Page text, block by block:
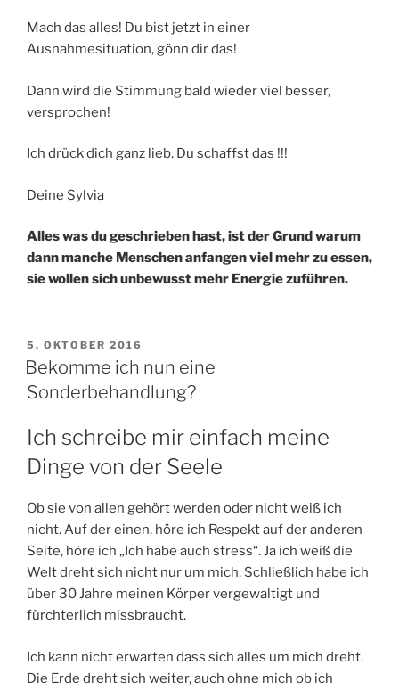
Mach das alles! Du bist jetzt in einer
Ausnahmesituation, gönn dir das!
Dann wird die Stimmung bald wieder viel besser,
versprochen!
Ich drück dich ganz lieb. Du schaffst das !!!
Deine Sylvia
Alles was du geschrieben hast, ist der Grund warum
dann manche Menschen anfangen viel mehr zu essen,
sie wollen sich unbewusst mehr Energie zuführen.
VERÖFFENTLICHT
AM
5. OKTOBER 2016
Bekomme ich nun eine
Sonderbehandlung?
Ich schreibe mir einfach meine
Dinge von der Seele
Ob sie von allen gehört werden oder nicht weiß ich
nicht. Auf der einen, höre ich Respekt auf der anderen
Seite, höre ich „Ich habe auch stress“. Ja ich weiß die
Welt dreht sich nicht nur um mich. Schließlich habe ich
über 30 Jahre meinen Körper vergewaltigt und
fürchterlich missbraucht.
Ich kann nicht erwarten dass sich alles um mich dreht.
Die Erde dreht sich weiter, auch ohne mich ob ich